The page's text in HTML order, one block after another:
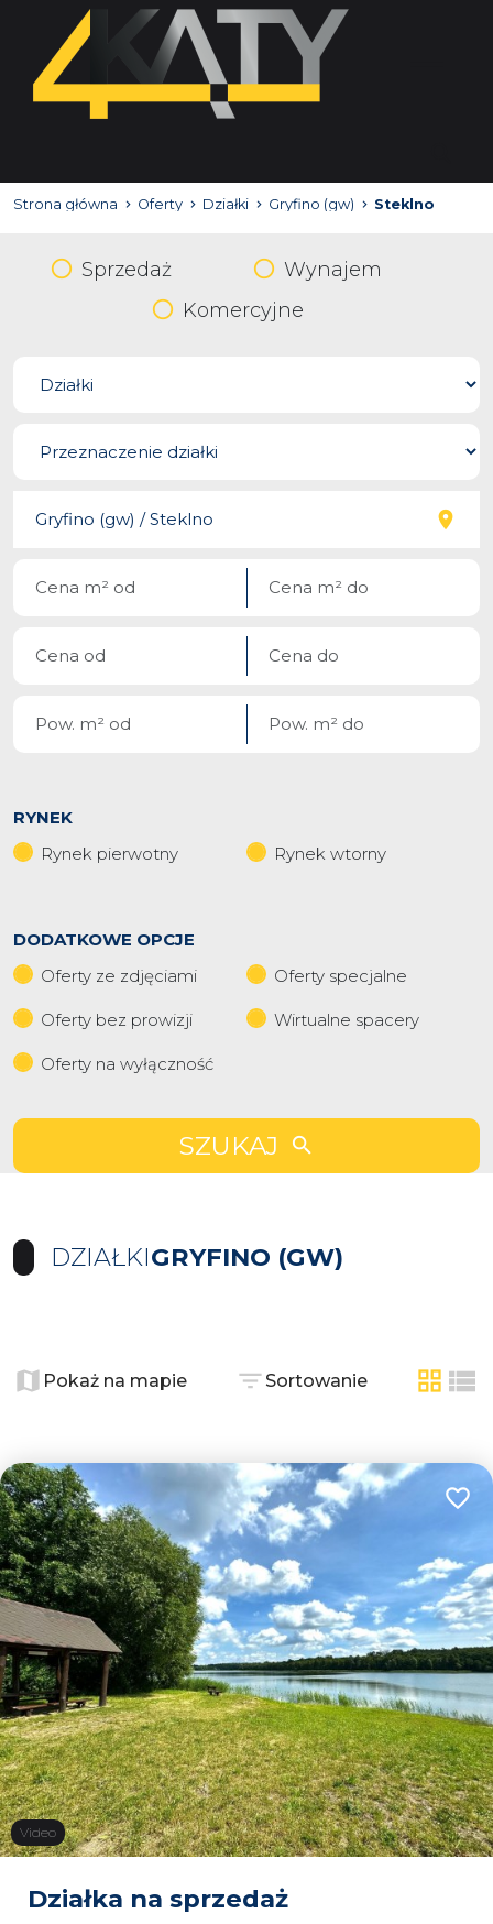
Strona główna Oferty Działki Gryfino (gw) Steklno
Sprzedaż
Wynajem
Komercyjne
RYNEK
Rynek pierwotny
Rynek wtorny
DODATKOWE OPCJE
Oferty ze zdjęciami
Oferty specjalne
Oferty bez prowizji Wirtualne spacery
Oferty na wyłączność
SZUKAJ
DZIAŁKIGRYFINO (GW)
−
Leaflet|© OpenMapTiles© OpenStreetMap contributors
Pokaż na mapie Sortowanie
tabela
Video
Działka na sprzedaż